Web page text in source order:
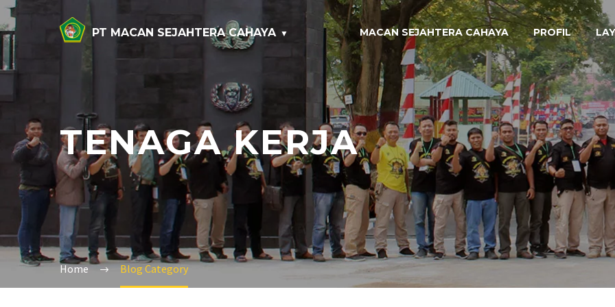
PT MACAN SEJAHTERA CAHAYA MACAN SEJAHTERA CAHAYA PROFIL
TENAGA KERJA
Home Blog Category